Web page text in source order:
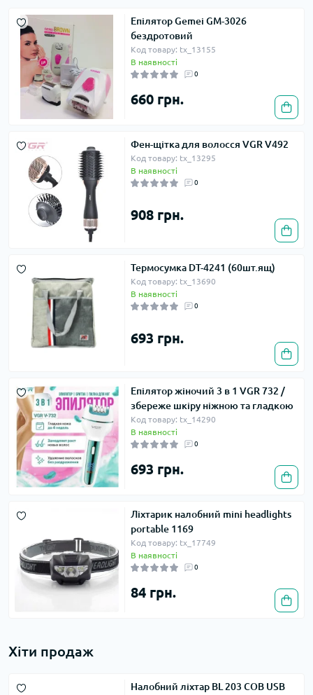
Епілятор Gemei GM-3026
бездротовий
Код товару: tx_13155
В наявності
0
660 грн.
Фен-щітка для волосся VGR V492
Код товару: tx_13295
В наявності
0
908 грн.
Термосумка DT-4241 (60шт.ящ)
Код товару: tx_13690
В наявності
0
693 грн.
Епілятор жіночий 3 в 1 VGR 732 /
збереже шкіру ніжною та гладкою
Код товару: tx_14290
В наявності
0
693 грн.
Ліхтарик налобний mini headlights
portable 1169
Код товару: tx_17749
В наявності
0
84 грн.
Хіти продаж
Налобний ліхтар BL 203 COB USB